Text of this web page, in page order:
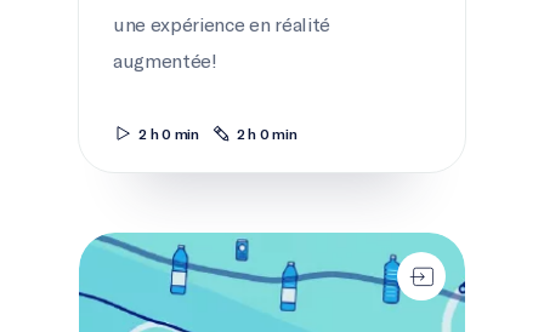
une expérience en réalité
augmentée!
2 h 0 min 2 h 0 min
Réflexion critique